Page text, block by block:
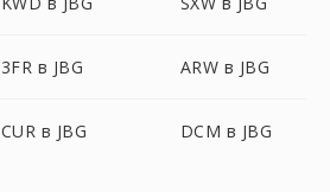
3FR в JBG ARW в JBG
CUR в JBG DCM в JBG